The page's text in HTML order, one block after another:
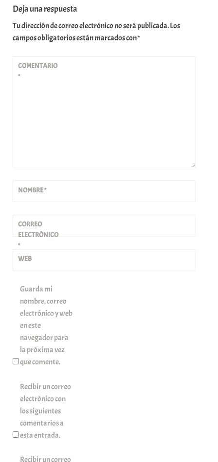
Deja una respuesta
Tu dirección de correo electrónico no será publicada.Los
campos obligatorios están marcados con*
COMENTARIO
*
NOMBRE*
CORREO
ELECTRÓNICO
*
WEB
Guarda mi
nombre, correo
electrónico y web
en este
navegador para
la próxima vez
que comente.
Recibir un correo
electrónico con
los siguientes
comentarios a
esta entrada.
Recibir un correo